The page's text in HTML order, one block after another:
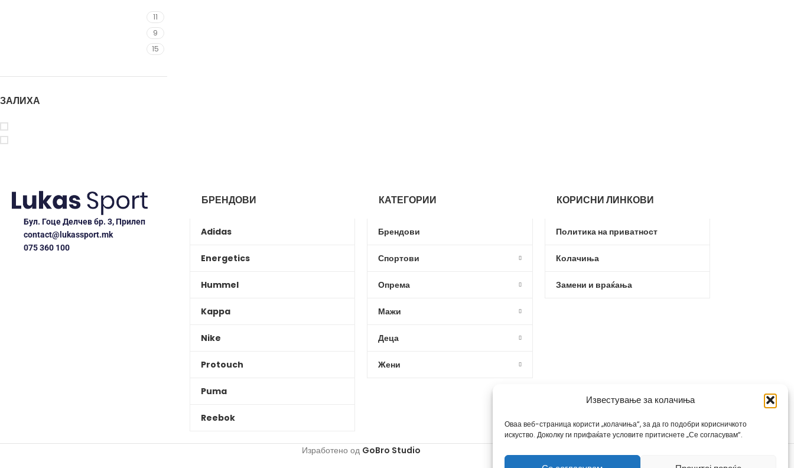
Известување за колачиња
Оваа веб-страница користи „колачиња“, за да го подобри корисничкото
искуство. Доколку ги прифаќате условите притиснете „Се согласувам“.
11
9
15
ЗАЛИХА
Бул. Гоце Делчев бр. 3, Прилеп
contact@lukassport.mk
075 360 100
БРЕНДОВИ
Adidas
Energetics
Hummel
Kappa
Nike
Protouch
Puma
Reebok
КАТЕГОРИИ
Брендови
Спортови
Опрема
Мажи
Деца
Жени
КОРИСНИ ЛИНКОВИ
Политика на приватност
Колачиња
Замени и враќања
Изработено од GoBro Studio